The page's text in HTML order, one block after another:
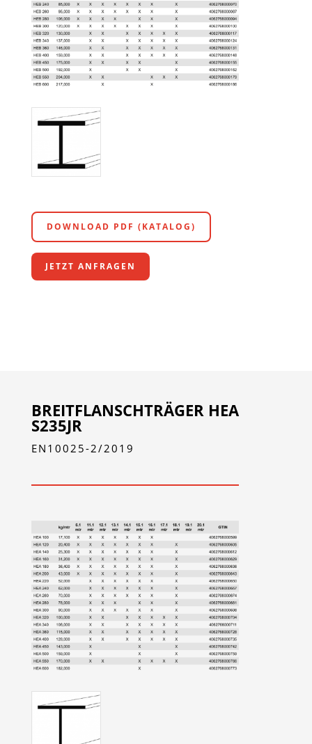
DOWNLOAD PDF (KATALOG)
JETZT ANFRAGEN
BREITFLANSCHTRÄGER HEA
S235JR
EN10025-2/2019